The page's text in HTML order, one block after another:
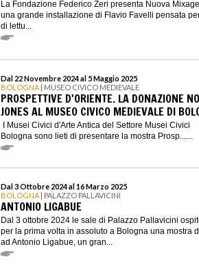
La Fondazione Federico Zeri presenta Nuova
una grande installazione di Flavio Favelli pensata
di lettu...
Dal 22 Novembre 2024 al 5 Maggio 2025
BOLOGNA | MUSEO CIVICO MEDIEVALE
PROSPETTIVE D'ORIENTE. LA DONAZIONE
JONES AL MUSEO CIVICO MEDIEVALE DI
I Musei Civici d'Arte Antica del Settore Musei Civici
Bologna sono lieti di presentare la mostra Prosp......
Dal 3 Ottobre 2024 al 16 Marzo 2025
BOLOGNA | PALAZZO PALLAVICINI
ANTONIO LIGABUE
Dal 3 ottobre 2024 le sale di Palazzo Pallavicini
per la prima volta in assoluto a Bologna una mostra
ad Antonio Ligabue, un gran...